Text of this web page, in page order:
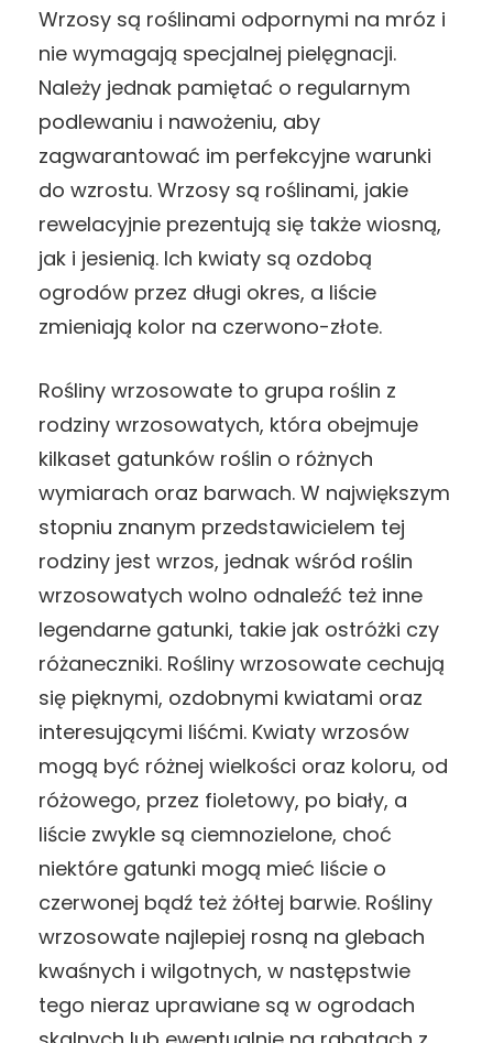
Wrzosy są roślinami odpornymi na mróz i
nie wymagają specjalnej pielęgnacji.
Należy jednak pamiętać o regularnym
podlewaniu i nawożeniu, aby
zagwarantować im perfekcyjne warunki
do wzrostu. Wrzosy są roślinami, jakie
rewelacyjnie prezentują się także wiosną,
jak i jesienią. Ich kwiaty są ozdobą
ogrodów przez długi okres, a liście
zmieniają kolor na czerwono-złote.
Rośliny wrzosowate to grupa roślin z
rodziny wrzosowatych, która obejmuje
kilkaset gatunków roślin o różnych
wymiarach oraz barwach. W największym
stopniu znanym przedstawicielem tej
rodziny jest wrzos, jednak wśród roślin
wrzosowatych wolno odnaleźć też inne
legendarne gatunki, takie jak ostróżki czy
różaneczniki. Rośliny wrzosowate cechują
się pięknymi, ozdobnymi kwiatami oraz
interesującymi liśćmi. Kwiaty wrzosów
mogą być różnej wielkości oraz koloru, od
różowego, przez fioletowy, po biały, a
liście zwykle są ciemnozielone, choć
niektóre gatunki mogą mieć liście o
czerwonej bądź też żółtej barwie. Rośliny
wrzosowate najlepiej rosną na glebach
kwaśnych i wilgotnych, w następstwie
tego nieraz uprawiane są w ogrodach